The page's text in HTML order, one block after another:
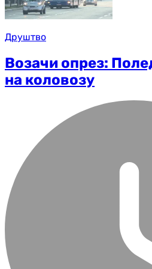
Друштво
Возачи опрез:
на коловозу